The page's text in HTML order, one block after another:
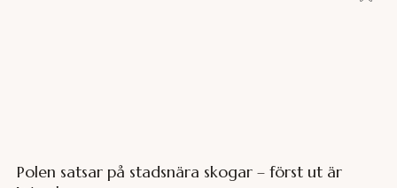
Polen satsar på stadsnära skogar – först ut är